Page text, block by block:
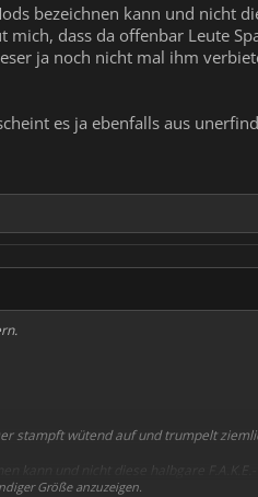
bezeichnen kann und nicht
dass da offenbar Leute
ja noch nicht mal ihm
es ja ebenfalls aus
stampft wütend auf und trumpelt
kann und nicht diese halbgare F.A.K.E.-
offenbar Leute Spaß dran haben.
Größe anzuzeigen.